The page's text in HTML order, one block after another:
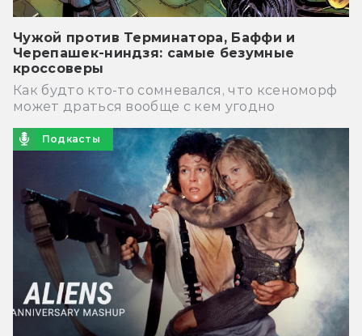
Чужой против Терминатора, Баффи и
Черепашек-ниндзя: самые безумные
кроссоверы
Как будто кто-то сомневался, что ксеноморф
может драться вообще с кем угодно
Подкасты